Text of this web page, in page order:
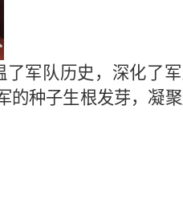
军队历史，深化了
的种子生根发芽，凝